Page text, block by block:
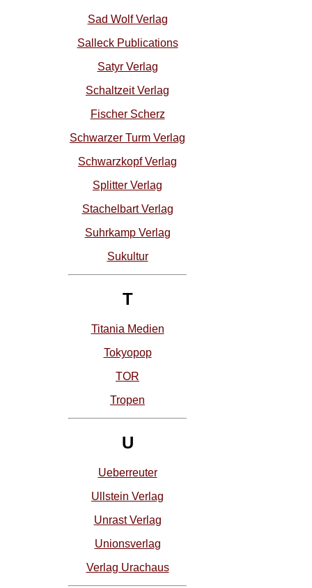
Sad Wolf Verlag
Salleck Publications
Satyr Verlag
Schaltzeit Verlag
Fischer Scherz
Schwarzer Turm Verlag
Schwarzkopf Verlag
Splitter Verlag
Stachelbart Verlag
Suhrkamp Verlag
Sukultur
T
Titania Medien
Tokyopop
TOR
Tropen
U
Ueberreuter
Ullstein Verlag
Unrast Verlag
Unionsverlag
Verlag Urachaus